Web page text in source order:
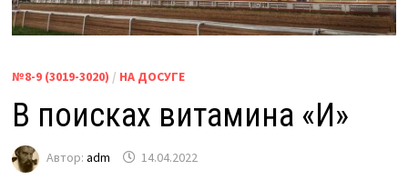
№8-9 (3019-3020) / НА ДОСУГЕ
В поисках витамина «И»
Автор: adm 14.04.2022